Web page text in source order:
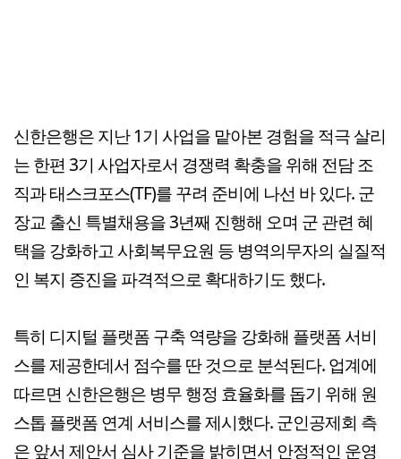
신한은행은 지난 1기 사업을 맡아본 경험을 적극 살리
는 한편 3기 사업자로서 경쟁력 확충을 위해 전담 조
직과 태스크포스(TF)를 꾸려 준비에 나선 바 있다. 군
장교 출신 특별채용을 3년째 진행해 오며 군 관련 혜
택을 강화하고 사회복무요원 등 병역의무자의 실질적
인 복지 증진을 파격적으로 확대하기도 했다.
특히 디지털 플랫폼 구축 역량을 강화해 플랫폼 서비
스를 제공한데서 점수를 딴 것으로 분석된다. 업계에
따르면 신한은행은 병무 행정 효율화를 돕기 위해 원
스톱 플랫폼 연계 서비스를 제시했다. 군인공제회 측
은 앞서 제안서 심사 기준을 밝히면서 안정적인 운영